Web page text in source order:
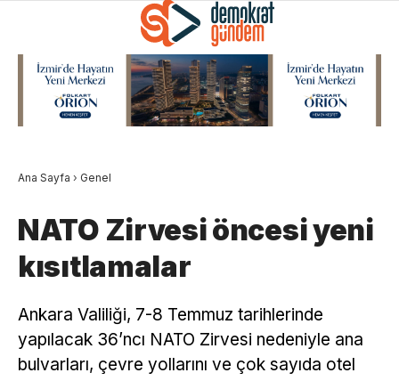
Ana Sayfa › Genel
NATO Zirvesi öncesi yeni
kısıtlamalar
Ankara Valiliği, 7-8 Temmuz tarihlerinde
yapılacak 36’ncı NATO Zirvesi nedeniyle ana
bulvarları, çevre yollarını ve çok sayıda otel